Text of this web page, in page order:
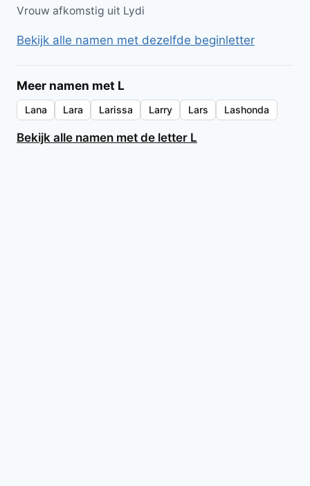
Vrouw afkomstig uit Lydi
Bekijk alle namen met dezelfde beginletter
Meer namen met L
Lana Lara Larissa Larry Lars Lashonda
Bekijk alle namen met de letter L